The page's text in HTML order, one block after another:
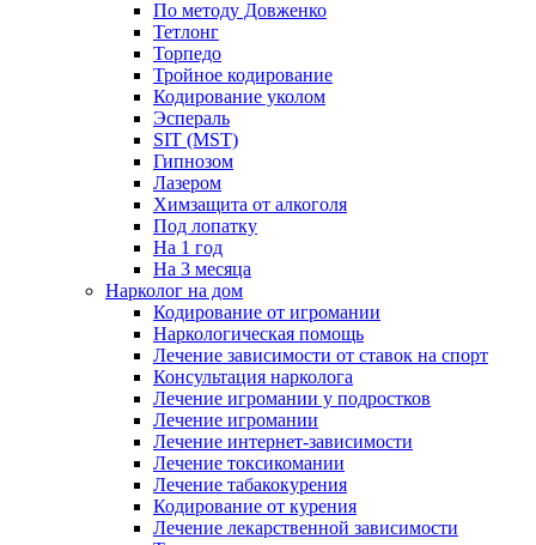
По методу Довженко
Тетлонг
Торпедо
Тройное кодирование
Кодирование уколом
Эспераль
SIT (MST)
Гипнозом
Лазером
Химзащита от алкоголя
Под лопатку
На 1 год
На 3 месяца
Нарколог на дом
Кодирование от игромании
Наркологическая помощь
Лечение зависимости от ставок на спорт
Консультация нарколога
Лечение игромании у подростков
Лечение игромании
Лечение интернет-зависимости
Лечение токсикомании
Лечение табакокурения
Кодирование от курения
Лечение лекарственной зависимости